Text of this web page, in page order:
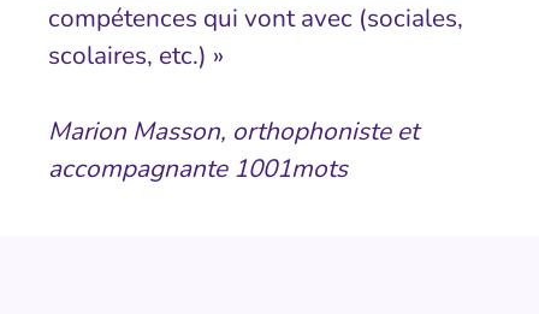
compétences qui vont avec (sociales,
scolaires, etc.) »
Marion Masson, orthophoniste et
accompagnante 1001mots